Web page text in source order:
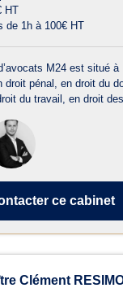
HT
de 1h à 100€ HT
M24 est situé
pénal, en droit du
du travail, en droit
droit de la propriété
ce cabinet
Clément